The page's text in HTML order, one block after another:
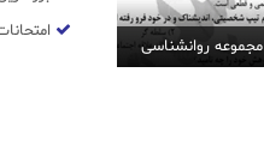
روانشناسی